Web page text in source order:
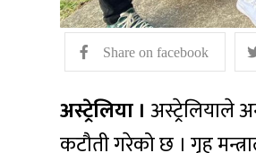
Share on facebook
अस्ट्रेलिया । अस्ट्रेलियाले
कटौती गरेको छ । गृह